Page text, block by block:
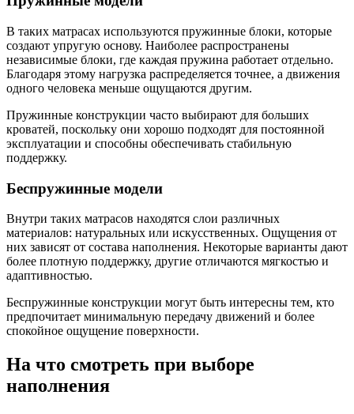
В таких матрасах используются пружинные блоки, которые
создают упругую основу. Наиболее распространены
независимые блоки, где каждая пружина работает отдельно.
Благодаря этому нагрузка распределяется точнее, а движения
одного человека меньше ощущаются другим.
Пружинные конструкции часто выбирают для больших
кроватей, поскольку они хорошо подходят для постоянной
эксплуатации и способны обеспечивать стабильную
поддержку.
Беспружинные модели
Внутри таких матрасов находятся слои различных
материалов: натуральных или искусственных. Ощущения от
них зависят от состава наполнения. Некоторые варианты дают
более плотную поддержку, другие отличаются мягкостью и
адаптивностью.
Беспружинные конструкции могут быть интересны тем, кто
предпочитает минимальную передачу движений и более
спокойное ощущение поверхности.
На что смотреть при выборе
наполнения